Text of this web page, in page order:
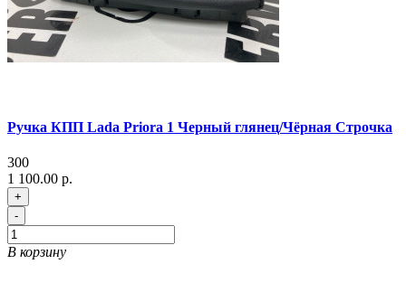
Ручка КПП Lada Priora 1 Черный глянец/Чёрная Строчка
300
1 100.00 р.
+
-
В корзину